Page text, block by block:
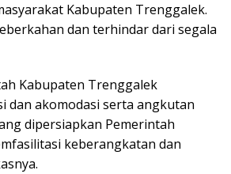
Kabupaten Trenggalek.
dan terhindar dari segala
Kabupaten Trenggalek
dan akomodasi serta angkutan
dipersiapkan Pemerintah
keberangkatan dan